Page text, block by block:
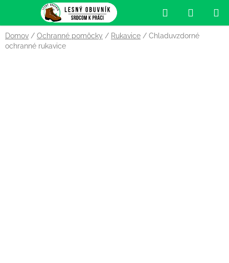
obsah
Hľadať
KOŠÍK
Domov / Ochranné pomôcky / Rukavice / Chladuvzdorné
ochranné rukavice